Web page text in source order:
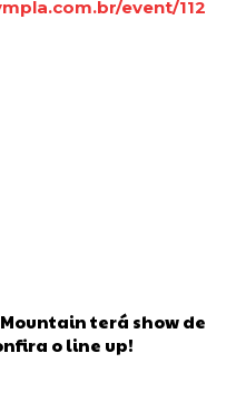
event/112
Mountain terá show de
o line up!